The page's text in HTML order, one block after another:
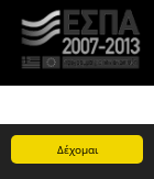
Δέχομαι